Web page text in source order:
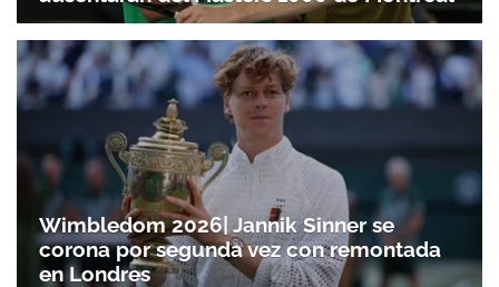
Wimbledom 2026| Jannik Sinner se
corona por segunda vez con remontada
en Londres